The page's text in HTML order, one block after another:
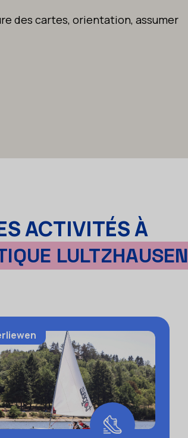
des cartes, orientation, assumer
ACTIVITÉS À
LULTZHAUSEN